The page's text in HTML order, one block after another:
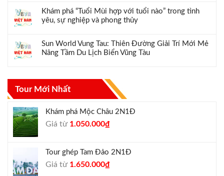
Khám phá “Tuổi Mùi hợp với tuổi nào” trong tình
yêu, sự nghiệp và phong thủy
Sun World Vung Tau: Thiên Đường Giải Trí Mới Mẻ
Nâng Tầm Du Lịch Biển Vũng Tàu
Tour Mới Nhất
Khám phá Mộc Châu 2N1Đ
Giá từ Giá
1.300.000₫.
1.050.000₫Giá
là:
Tour ghép Tam Đảo 2N1Đ
Giá từ Giá
1.650.000₫Giá